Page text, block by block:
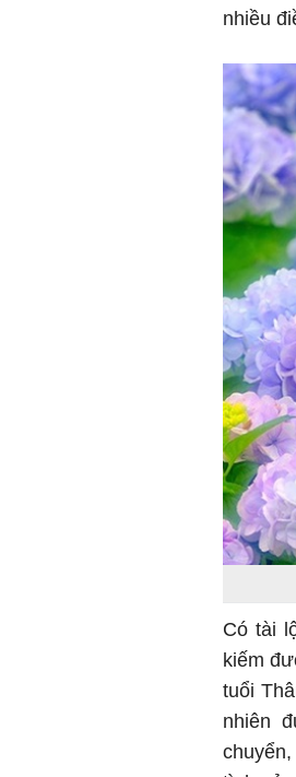
nhiều
Có tài
kiếm
tuổi
nhiên